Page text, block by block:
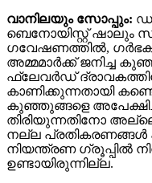
വാനിലയും സോപ്പും:
ബെനോയിസ്റ്റ് ഷാലും
ഗവേഷണത്തിൽ,
അമ്മമാർക്ക് ജനിച്ച
ഫ്ലേവർഡ്
കാണിക്കുന്നതായി
കുഞ്ഞുങ്ങളെ
തിരിയുന്നതിനോ
നല്ല പ്രതികരണങ്ങൾ
നിയന്ത്രണ ഗ്രൂപ്പിൽ
ഉണ്ടായിരുന്നില്ല.